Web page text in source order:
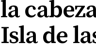
la
Isla de